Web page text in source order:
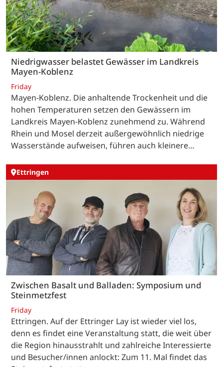
Niedrigwasser belastet Gewässer im Landkreis
Mayen-Koblenz
Friday
Mayen-Koblenz. Die anhaltende Trockenheit und die
hohen Temperaturen setzen den Gewässern im
Landkreis Mayen-Koblenz zunehmend zu. Während
Rhein und Mosel derzeit außergewöhnlich niedrige
Wasserstände aufweisen, führen auch kleinere…
Ettringen
Zwischen Basalt und Balladen: Symposium und
Steinmetzfest
Friday
Ettringen. Auf der Ettringer Lay ist wieder viel los,
denn es findet eine Veranstaltung statt, die weit über
die Region hinausstrahlt und zahlreiche Interessierte
und Besucher/innen anlockt: Zum 11. Mal findet das